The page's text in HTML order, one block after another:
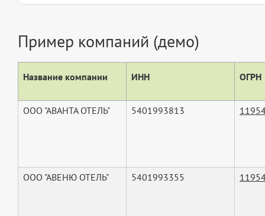
Пример компаний (демо)
Название компании ИНН ОГРН
ООО "АВАНТА ОТЕЛЬ" 5401993813
ООО "АВЕНЮ ОТЕЛЬ" 5401993355